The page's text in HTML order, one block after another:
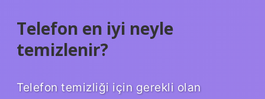
Telefon en iyi neyle
temizlenir?
Telefon temizliği için gerekli olan